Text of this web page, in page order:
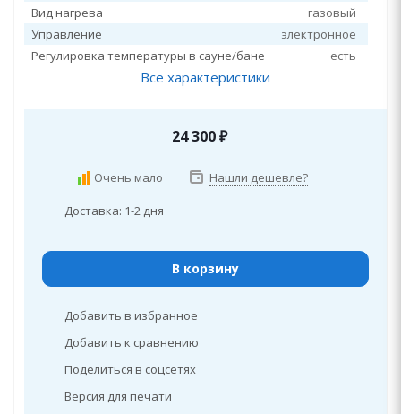
Вид нагрева
газовый
Управление
электронное
Регулировка температуры в сауне/бане
есть
Все характеристики
24 300₽
Очень мало Нашли дешевле?
Доставка: 1-2 дня
В корзину
Добавить в избранное
Добавить к сравнению
Поделиться в соцсетях
Версия для печати